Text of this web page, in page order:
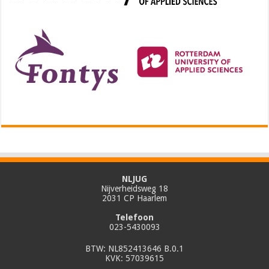
NLJUG
Nijverheidsweg 18
2031 CP Haarlem
Telefoon
023-5430093
BTW: NL852413646 B.0.1
KVK: 57039615